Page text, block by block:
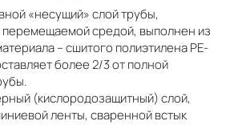
«несущий» слой трубы,
перемещаемой средой, выполнен из
– сшитого полиэтилена PE-
более 2/3 от полной
(кислородозащитный) слой,
ленты, сваренной встык